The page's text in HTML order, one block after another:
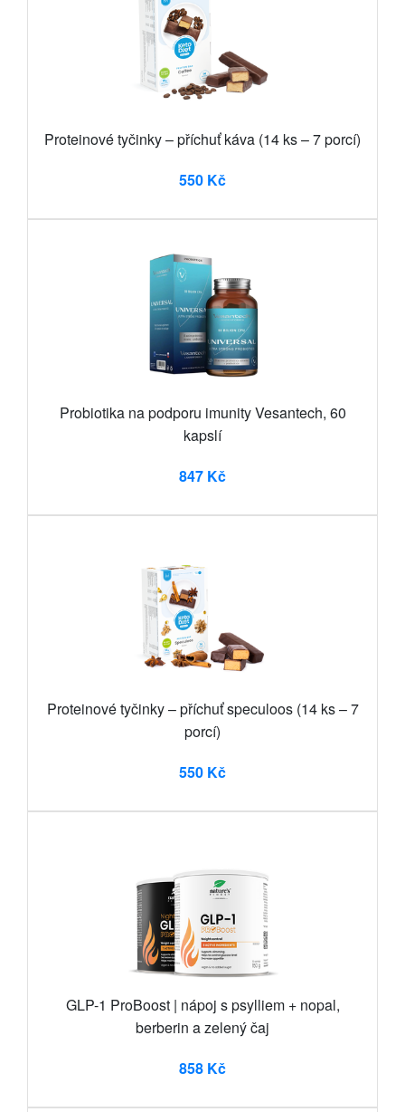
Proteinové tyčinky – příchuť káva (14 ks – 7 porcí)
550 Kč
Probiotika na podporu imunity Vesantech, 60
kapslí
847 Kč
Proteinové tyčinky – příchuť speculoos (14 ks – 7
porcí)
550 Kč
GLP-1 ProBoost | nápoj s psylliem + nopal,
berberin a zelený čaj
858 Kč